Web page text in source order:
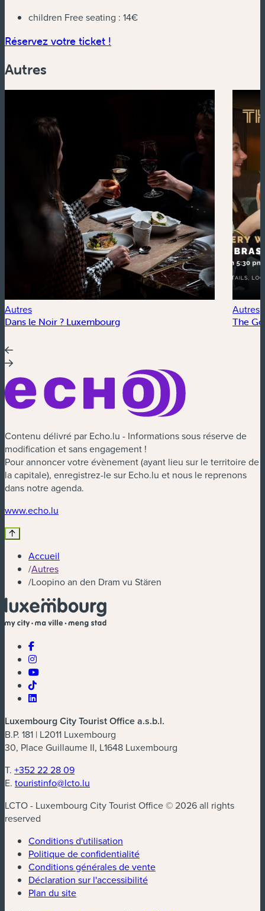
children Free seating : 14€
Réservez votre ticket !
Autres
Autres
Dans le Noir ? Luxembourg
Autres
The
Contenu délivré par Echo.lu - Informations sous réserve de
modification et sans engagement !
Pour annoncer votre évènement (ayant lieu sur le territoire de
la capitale), enregistrez-le sur Echo.lu et nous le reprenons
dans notre agenda.
www.echo.lu
Accueil
/Autres
/Loopino an den Dram vu Stären
Luxembourg City Tourist Office a.s.b.l.
B.P. 181 | L2011 Luxembourg
30, Place Guillaume II, L1648 Luxembourg
T. +352 22 28 09
E. touristinfo@lcto.lu
LCTO - Luxembourg City Tourist Office © 2026 all rights
reserved
Conditions d'utilisation
Politique de confidentialité
Conditions générales de vente
Déclaration sur l'accessibilité
Plan du site